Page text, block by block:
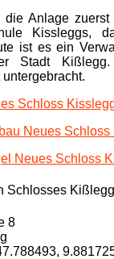
Anlage zuerst
Kissleggs,
ist es ein
Stadt
Schlosses Kißlegg
8